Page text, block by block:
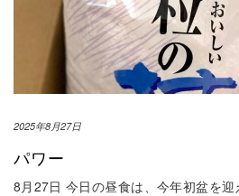
2025年8月27日
パワー
8月27日 今日の昼食は、今年初盆を